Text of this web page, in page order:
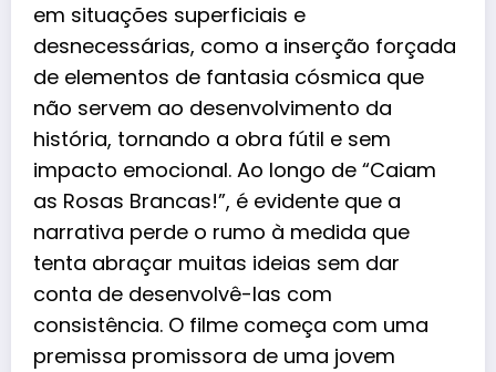
em situações superficiais e
desnecessárias, como a inserção forçada
de elementos de fantasia cósmica que
não servem ao desenvolvimento da
história, tornando a obra fútil e sem
impacto emocional. Ao longo de “Caiam
as Rosas Brancas!”, é evidente que a
narrativa perde o rumo à medida que
tenta abraçar muitas ideias sem dar
conta de desenvolvê-las com
consistência. O filme começa com uma
premissa promissora de uma jovem